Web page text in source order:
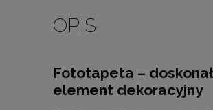
OPIS
Fototapeta –
element dekoracyjny